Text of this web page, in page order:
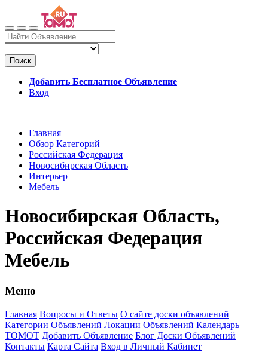
Поиск
Добавить Бесплатное Объявление
Вход
Главная
Обзор Категорий
Российская Федерация
Новосибирская Область
Интерьер
Мебель
Новосибирская Область,
Российская Федерация
Мебель
Меню
Главная Вопросы и Ответы О сайте доски объявлений
Категории Объявлений Локации Объявлений Календарь
ТОМОТ Добавить Объявление Блог Доски Объявлений
Контакты Карта Сайта Вход в Личный Кабинет